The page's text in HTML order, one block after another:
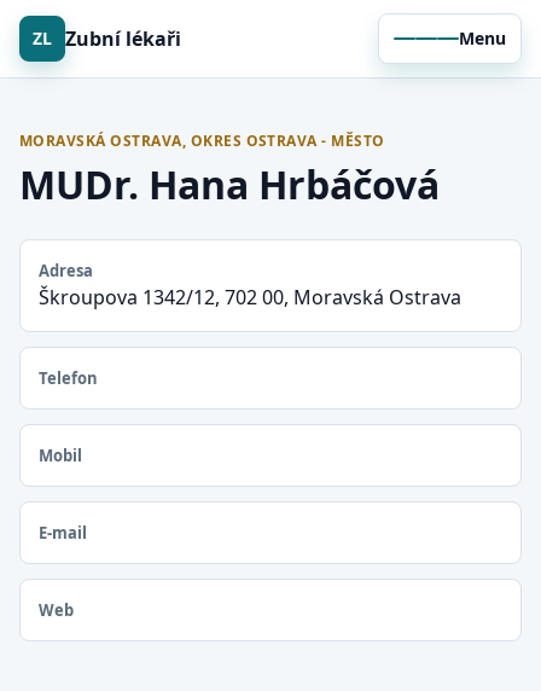
ZL Zubní lékaři Menu
MORAVSKÁ OSTRAVA, OKRES OSTRAVA - MĚSTO
MUDr. Hana Hrbáčová
Adresa
Škroupova 1342/12, 702 00, Moravská Ostrava
Telefon
Mobil
E-mail
Web